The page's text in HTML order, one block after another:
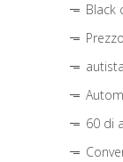
Black
60 di